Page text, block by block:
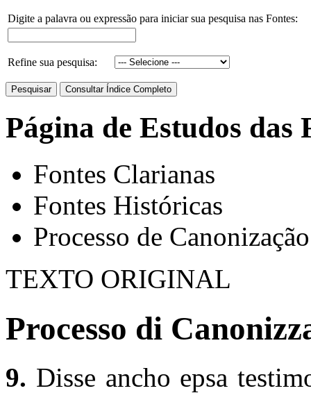
Digite a palavra ou expressão para iniciar sua pesquisa nas Fontes:
Refine sua pesquisa:
Página de Estudos das
Fontes Clarianas
Fontes Históricas
Processo de Canonização
TEXTO ORIGINAL
Processo di
9. Disse ancho epsa